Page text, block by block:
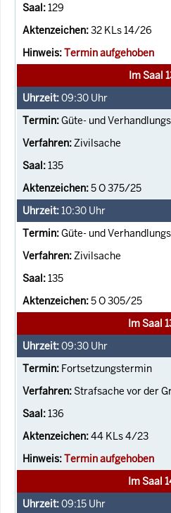
129
32 KLs 14/26
Termin aufgehoben
Im Saal
09:30 Uhr
Güte- und
Zivilsache
135
5 O 375/25
10:30 Uhr
Güte- und
Zivilsache
135
5 O 305/25
Im Saal
09:30 Uhr
Fortsetzungstermin
Strafsache vor der
136
44 KLs 4/23
Termin aufgehoben
Im Saal
09:15 Uhr